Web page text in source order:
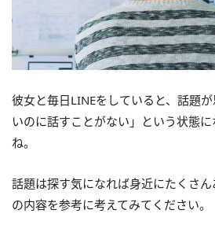
彼女と毎日LINEをしていると、話題
いのに話すことがない」という状態
ね。
話題は探す気になれば身近にたくさ
の内容を参考に考えてみてください。